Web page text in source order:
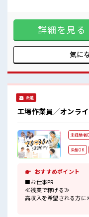
モチベーションもUP！
20代が多数活躍中！
社会人経験が浅くてもOK
ここから経験積んでいき
≪残業で稼げ
月20時間以上
るすぎたり奇
アリ≫ 制服が
も活躍できる
ど、 しっかり
≫ 一人で悩まず
場の雰囲気 髪
詳細を見る
気に
派遣
工場作業員／オンラ
未経験者
染髪OK
おすすめポイント
■お仕事PR
≪残業で稼げる≫
高収入を希望される方に
残業は月20時間以上あ